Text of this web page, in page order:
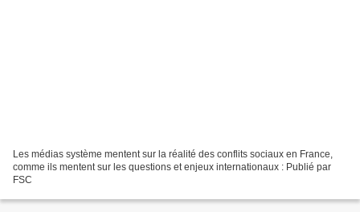
Les médias système mentent sur la réalité des conflits sociaux en France,
comme ils mentent sur les questions et enjeux internationaux : Publié par
FSC